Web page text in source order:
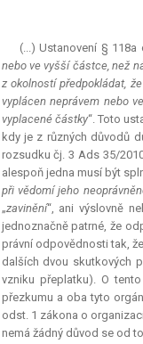
(...) Ustanovení §
nebo ve vyšší částce, než
z okolností předpokládat,
vyplácen neprávem nebo
vyplacené částky“. Toto
kdy je z různých důvodů
rozsudku čj. 3 Ads 35/
alespoň jedna musí být
při vědomí jeho
„zavinění“, ani výslovně
jednoznačně patrné, že
právní odpovědnosti tak,
dalších dvou skutkových
vzniku přeplatku). O
přezkumu a oba tyto
odst. 1 zákona o
nemá žádný důvod se od